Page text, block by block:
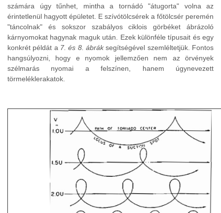
számára úgy tűnhet, mintha a tornádó "átugorta" volna az
érintetlenül hagyott épületet. E szívótölcsérek a főtölcsér peremén
"táncolnak" és sokszor szabályos ciklois görbéket ábrázoló
kárnyomokat hagynak maguk után. Ezek különféle típusait és egy
konkrét példát a 7. és 8. ábráksegítségével szemléltetjük. Fontos
hangsúlyozni, hogy e nyomok jellemzően nem az örvények
szélmarás nyomai a felszínen, hanem úgynevezett
törmeléklerakatok.